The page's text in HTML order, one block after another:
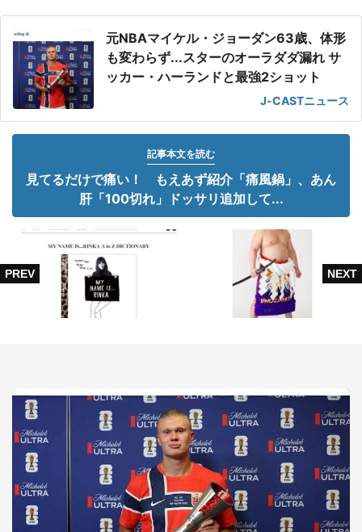
元NBAマイケル・ジョーダン63歳、体形
も変わらず...スターのオーラダダ漏れ サ
ッカー・ハーランドと最強2ショット
J-CASTニュース
記事本文を読む
見てるだけで痛い！ もえあず紹介「痛風鍋」、あん
肝「100切れ」ドッサリ追加して...